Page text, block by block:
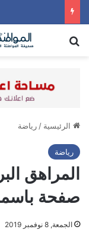
الرئيسية / رياضة
رياضة
المراهق
صفحة
الجمعة, 8 نوفمبر 2019